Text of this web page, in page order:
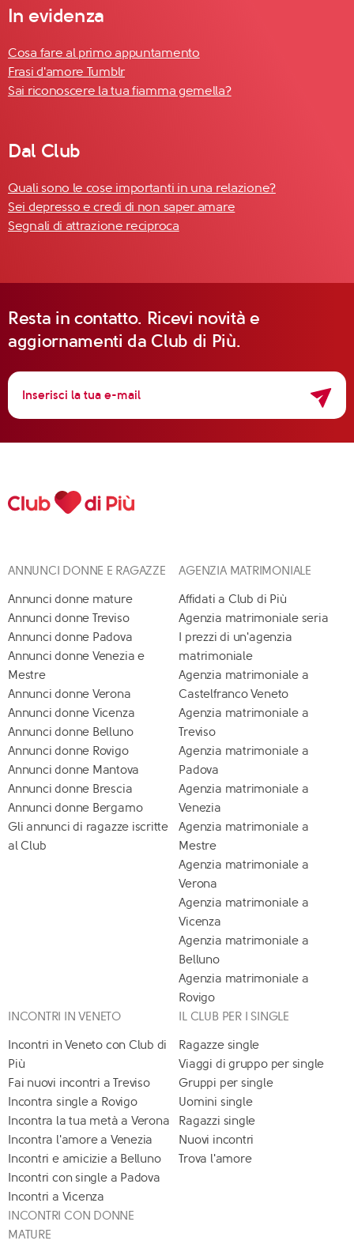
In evidenza
Cosa fare al primo appuntamento
Frasi d'amore Tumblr
Sai riconoscere la tua fiamma gemella?
Dal Club
Quali sono le cose importanti in una relazione?
Sei depresso e credi di non saper amare
Segnali di attrazione reciproca
Resta in contatto. Ricevi novità e
aggiornamenti da Club di Più.
ANNUNCI DONNE E RAGAZZE
Annunci donne mature
Annunci donne Treviso
Annunci donne Padova
Annunci donne Venezia e
Mestre
Annunci donne Verona
Annunci donne Vicenza
Annunci donne Belluno
Annunci donne Rovigo
Annunci donne Mantova
Annunci donne Brescia
Annunci donne Bergamo
Gli annunci di ragazze iscritte
al Club
AGENZIA MATRIMONIALE
Affidati a Club di Più
Agenzia matrimoniale seria
I prezzi di un'agenzia
matrimoniale
Agenzia matrimoniale a
Castelfranco Veneto
Agenzia matrimoniale a
Treviso
Agenzia matrimoniale a
Padova
Agenzia matrimoniale a
Venezia
Agenzia matrimoniale a
Mestre
Agenzia matrimoniale a
Verona
Agenzia matrimoniale a
Vicenza
Agenzia matrimoniale a
Belluno
Agenzia matrimoniale a
Rovigo
INCONTRI IN VENETO
Incontri in Veneto con Club di
Più
Fai nuovi incontri a Treviso
Incontra single a Rovigo
Incontra la tua metà a Verona
Incontra l'amore a Venezia
Incontri e amicizie a Belluno
Incontri con single a Padova
Incontri a Vicenza
IL CLUB PER I SINGLE
Ragazze single
Viaggi di gruppo per single
Gruppi per single
Uomini single
Ragazzi single
Nuovi incontri
Trova l'amore
INCONTRI CON DONNE
MATURE